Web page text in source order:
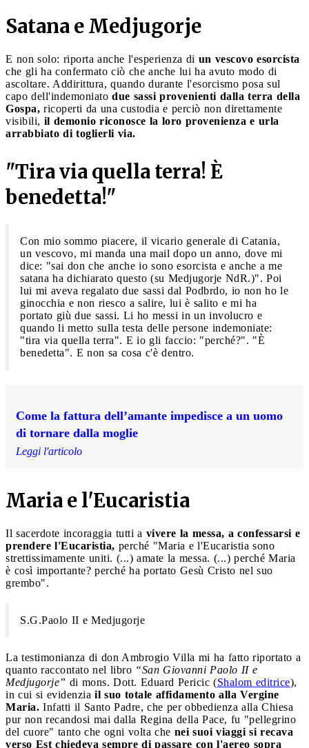
Satana e Medjugorje
E non solo: riporta anche l'esperienza di un vescovo esorcista
che gli ha confermato ciò che anche lui ha avuto modo di
ascoltare. Addirittura, quando durante l'esorcismo posa sul
capo dell'indemoniato due sassi provenienti dalla terra della
Gospa, ricoperti da una custodia e perciò non direttamente
visibili, il demonio riconosce la loro provenienza e urla
arrabbiato di toglierli via.
"Tira via quella terra! È
benedetta!"
Con mio sommo piacere, il vicario generale di Catania,
un vescovo, mi manda una mail dopo un anno, dove mi
dice: "sai don che anche io sono esorcista e anche a me
satana ha dichiarato questo (su Medjugorje NdR.)". Poi
lui mi aveva regalato due sassi dal Podbrdo, io non ho le
ginocchia e non riesco a salire, lui è salito e mi ha
portato giù due sassi. Li ho messi in un involucro e
quando li metto sulla testa delle persone indemoniate:
"tira via quella terra". E io gli faccio: "perché?". "È
benedetta". E non sa cosa c'è dentro.
Come la fattura dell’amante impedisce a un uomo
di tornare dalla moglie
Leggi l'articolo
Maria e l'Eucaristia
Il sacerdote incoraggia tutti a vivere la messa, a confessarsi e
prendere l'Eucaristia, perché "Maria e l'Eucaristia sono
strettissimamente uniti. (...) amate la messa. (...) perché Maria
è così importante? perché ha portato Gesù Cristo nel suo
grembo".
S.G.Paolo II e Medjugorje
La testimonianza di don Ambrogio Villa mi ha fatto riportato a
quanto raccontato nel libro “San Giovanni Paolo II e
Medjugorje” di mons. Dott. Eduard Pericic (Shalom editrice),
in cui si evidenzia il suo totale affidamento alla Vergine
Maria. Infatti il Santo Padre, che per obbedienza alla Chiesa
pur non recandosi mai dalla Regina della Pace, fu "pellegrino
del cuore" tanto che ogni volta che nei suoi viaggi si recava
verso Est chiedeva sempre di passare con l'aereo sopra